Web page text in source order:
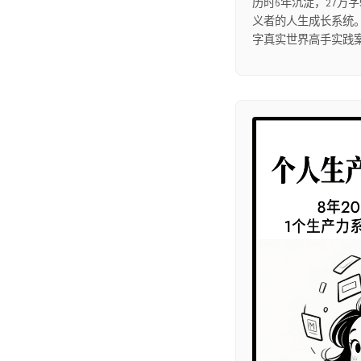
历时6年沉淀，27万
义者的人生成长系统
字真实世界高手实践